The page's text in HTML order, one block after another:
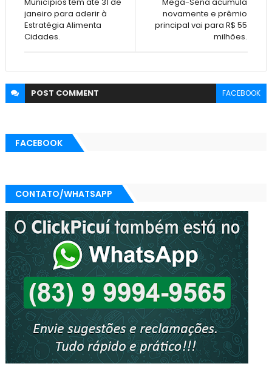
novamente e prêmio
principal vai para R$ 55
milhões.
janeiro para aderir à
Estratégia Alimenta
Cidades.
POST COMMENT FACEBOOK
FACEBOOK
CONTATO/WHATSAPP